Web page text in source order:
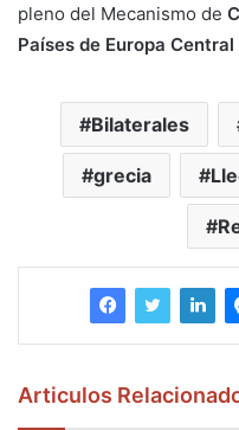
pleno del Mecanismo de
Países de Europa
Bilaterales
grecia
Articulos